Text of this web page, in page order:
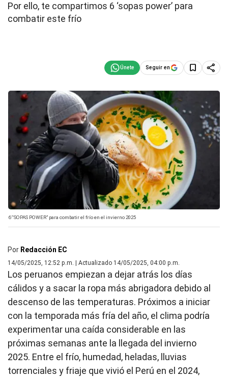
Por ello, te compartimos 6 ‘sopas power’ para
combatir este frío
Seguir en
6 “SOPAS POWER” para combatir el frío en el invierno 2025
Por Redacción EC
14/05/2025, 12:52 p.m. | Actualizado 14/05/2025, 04:00 p.m.
Los peruanos empiezan a dejar atrás los días
cálidos y a sacar la ropa más abrigadora debido al
descenso de las temperaturas. Próximos a iniciar
con la temporada más fría del año, el clima podría
experimentar una caída considerable en las
próximas semanas ante la llegada del invierno
2025. Entre el frío, humedad, heladas, lluvias
torrenciales y friaje que vivió el Perú en el 2024,